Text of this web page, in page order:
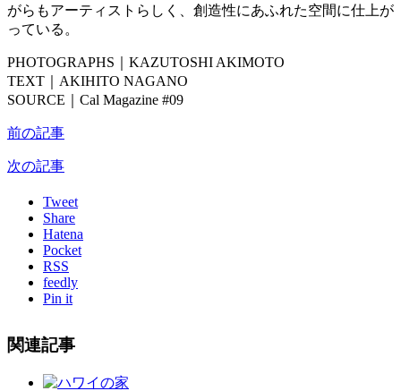
がらもアーティストらしく、創造性にあふれた空間に仕上が
っている。
PHOTOGRAPHS｜KAZUTOSHI AKIMOTO
TEXT｜AKIHITO NAGANO
SOURCE｜Cal Magazine #09
前の記事
次の記事
Tweet
Share
Hatena
Pocket
RSS
feedly
Pin it
関連記事